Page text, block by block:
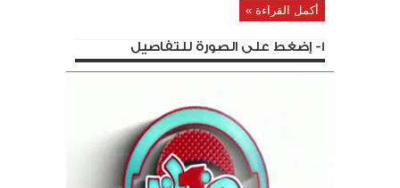
أكمل القراءة »
1- إضغط على الصورة للتفاصيل